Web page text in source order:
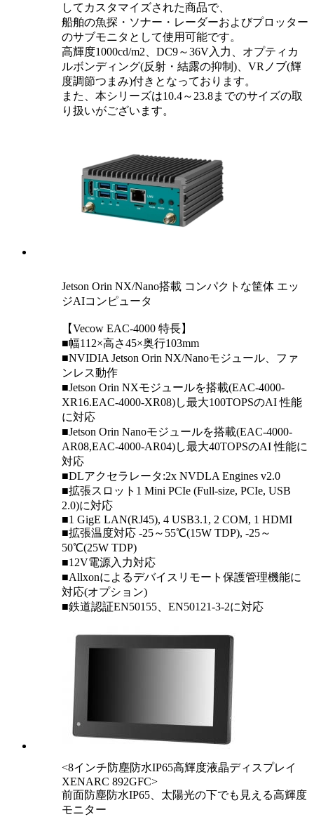
してカスタマイズされた商品で、
船舶の魚探・ソナー・レーダーおよびプロッター
のサブモニタとして使用可能です。
高輝度1000cd/m2、DC9～36V入力、オプティカ
ルボンディング(反射・結露の抑制)、VRノブ(輝
度調節つまみ)付きとなっております。
また、本シリーズは10.4～23.8までのサイズの取
り扱いがございます。
Jetson Orin NX/Nano搭載 コンパクトな筐体 エッ
ジAIコンピュータ
【Vecow EAC-4000 特長】
■幅112×高さ45×奥行103mm
■NVIDIA Jetson Orin NX/Nanoモジュール、ファ
ンレス動作
■Jetson Orin NXモジュールを搭載(EAC-4000-
XR16.EAC-4000-XR08)し最大100TOPSのAI 性能
に対応
■Jetson Orin Nanoモジュールを搭載(EAC-4000-
AR08,EAC-4000-AR04)し最大40TOPSのAI 性能に
対応
■DLアクセラレータ:2x NVDLA Engines v2.0
■拡張スロット1 Mini PCIe (Full-size, PCIe, USB
2.0)に対応
■1 GigE LAN(RJ45), 4 USB3.1, 2 COM, 1 HDMI
■拡張温度対応 -25～55℃(15W TDP), -25～
50℃(25W TDP)
■12V電源入力対応
■Allxonによるデバイスリモート保護管理機能に
対応(オプション)
■鉄道認証EN50155、EN50121-3-2に対応
<8インチ防塵防水IP65高輝度液晶ディスプレイ
XENARC 892GFC>
前面防塵防水IP65、太陽光の下でも見える高輝度
モニター